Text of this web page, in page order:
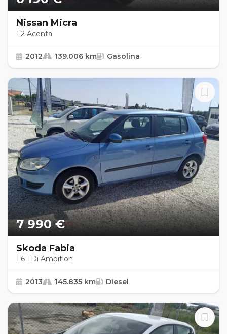
Nissan Micra
1.2 Acenta
2012 139.006 km Gasolina
7 990 €
Skoda Fabia
1.6 TDi Ambition
2013 145.835 km Diesel